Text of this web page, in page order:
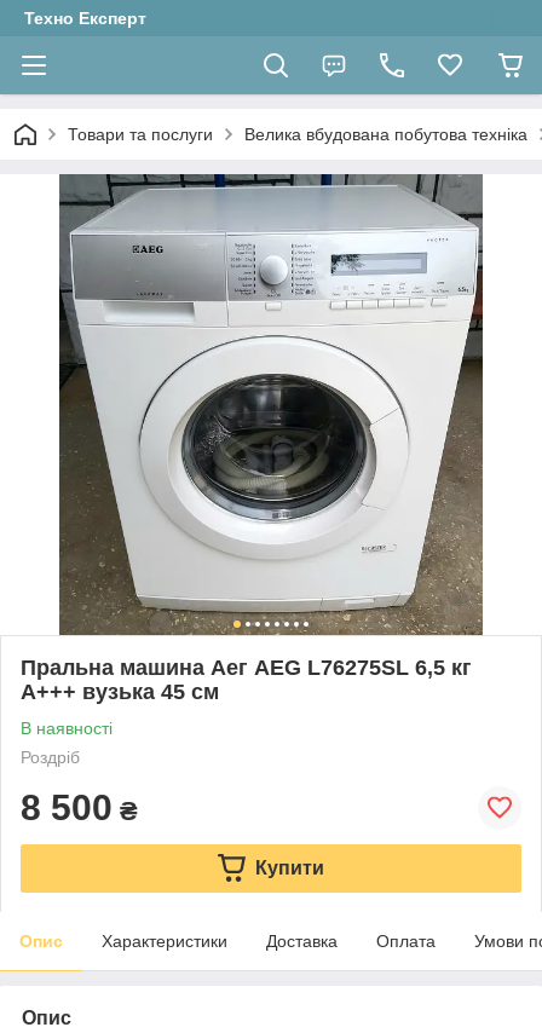
Техно Експерт
Товари та послуги Велика вбудована побутова техніка
Пральна машина Аег AEG L76275SL 6,5 кг
А+++ вузька 45 см
В наявності
Роздріб
8 500 ₴
Купити
Опис Характеристики Доставка Оплата Умови
Опис